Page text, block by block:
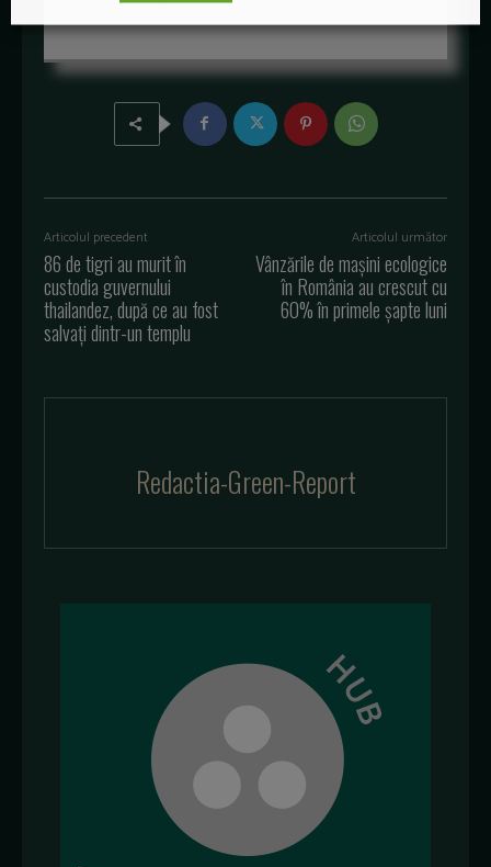
+ posts
Articolul precedent
86 de tigri au murit în
custodia guvernului
thailandez, după ce au fost
salvați dintr-un templu
Articolul următor
Vânzările de mașini ecologice
în România au crescut cu
60% în primele şapte luni
Redactia-Green-Report